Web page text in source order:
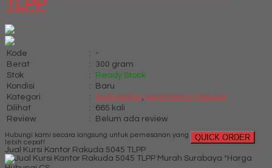
TLPP
Kode :
-
Berat
:
300 gram
Stok
:
Ready Stock
Kondisi
:
Baru
Kategori
: Kursi Kantor, Kursi Kantor Rakuda
Dilihat
:
665 kali
Review
: Belum ada review
QUICK ORDER
Hubungi kami secara langsung untuk pemesanan yang
lebih cepat!
Jual Kursi Kantor Rakuda 5045 TLPP
*Harga